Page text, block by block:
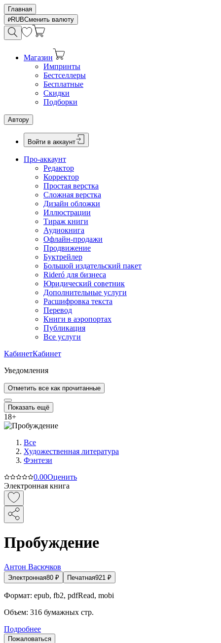
Главная
RUBСменить валюту
Магазин
Импринты
Бестселлеры
Бесплатные
Скидки
Подборки
Автору
Войти в аккаунт
Про-аккаунт
Редактор
Корректор
Простая верстка
Сложная верстка
Дизайн обложки
Иллюстрации
Тираж книги
Аудиокнига
Офлайн-продажи
Продвижение
Буктрейлер
Большой издательский пакет
Rideró для бизнеса
Юридический советник
Дополнительные услуги
Расшифровка текста
Перевод
Книги в аэропортах
Публикация
Все услуги
КабинетКабинет
Уведомления
Отметить все как прочитанные
Показать ещё
18+
Все
Художественная литература
Фэнтези
0.00Оценить
Электронная книга
Пробуждение
Антон Васючков
Электронная80 ₽ Печатная921 ₽
Формат: epub, fb2, pdfRead, mobi
Объем: 316 бумажных стр.
Подробнее
Пожаловаться